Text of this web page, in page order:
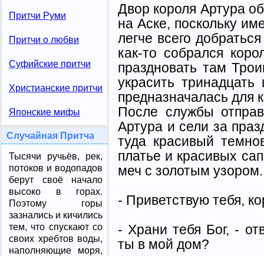
Притчи Руми
Притчи о любви
Суфийские притчи
Христианские притчи
Японские мифы
Случайная Притча
Тысячи ручьёв, рек,
потоков и водопадов
берут своё начало
высоко в горах.
Поэтому горы
зазнались и кичились
тем, что спускают со
своих хребтов воды,
наполняющие моря,
Двор короля Артура
на Аске, поскольку
легче всего
как-то собрался
праздновать там
украсить
предназначалась для
После службы
Артура и сели за
туда красивый
платье и красивых
меч с золотым узором.
- Приветствую тебя,
- Храни тебя Бог, -
ты в мой дом?